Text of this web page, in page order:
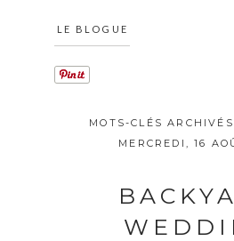
LE BLOGUE
MOTS-CLÉS
MERCREDI, 16